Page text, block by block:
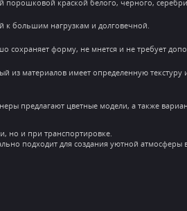
краской белого, черного,
к большим нагрузкам и долговечной.
сохраняет форму, не мнется и не требует
из материалов имеет определенную
предлагают цветные модели, а также
но и при транспортировке.
подходит для создания уютной